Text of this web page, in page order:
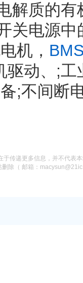
解质的有
关电源
机，
驱动、;
;不间断
传递更多信息，并不代表
除（ 邮箱：